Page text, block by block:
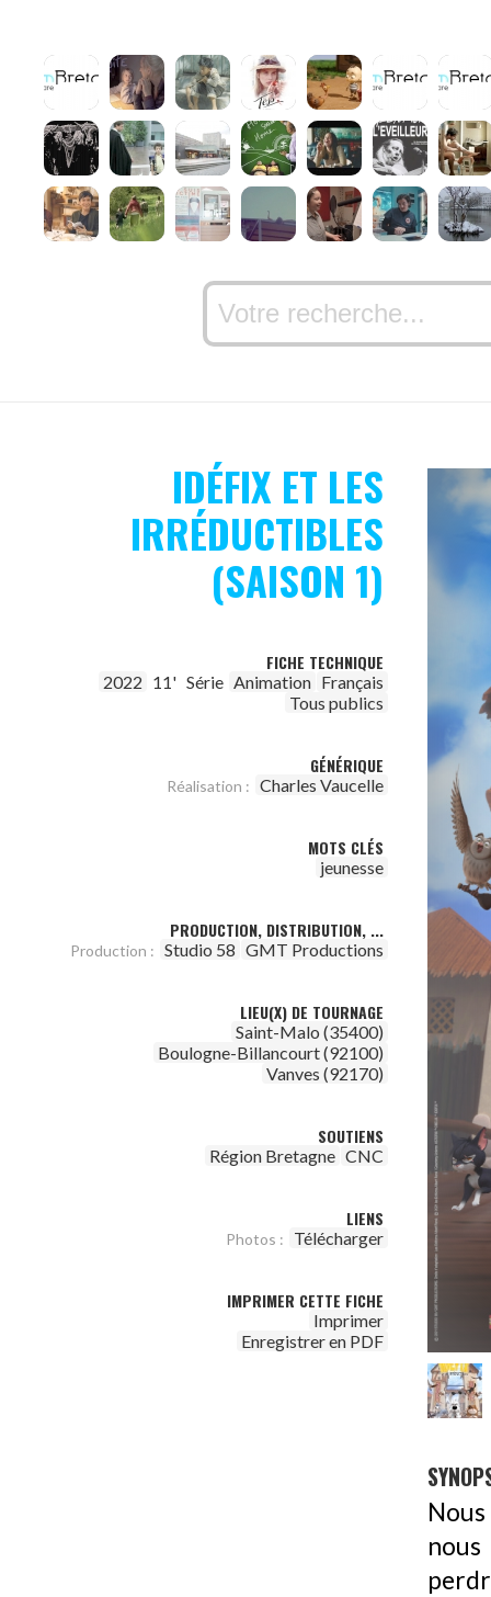
IDÉFIX ET LES
IRRÉDUCTIBLES
(SAISON 1)
FICHE TECHNIQUE
2022 11' Série Animation Français
Tous publics
GÉNÉRIQUE
Réalisation : Charles Vaucelle
MOTS CLÉS
jeunesse
PRODUCTION, DISTRIBUTION, ...
Production : Studio 58 GMT Productions
LIEU(X) DE TOURNAGE
Saint-Malo (35400)
Boulogne-Billancourt (92100)
Vanves (92170)
SOUTIENS
Région Bretagne CNC
LIENS
Photos : Télécharger
IMPRIMER CETTE FICHE
Imprimer
Enregistrer en PDF
nous